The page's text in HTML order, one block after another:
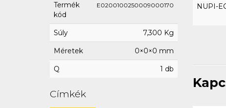
NUPI-
Termék
kód
E0200100250009000170
Súly 7,300 Kg
Méretek 0×0×0 mm
Q 1 db
Címkék